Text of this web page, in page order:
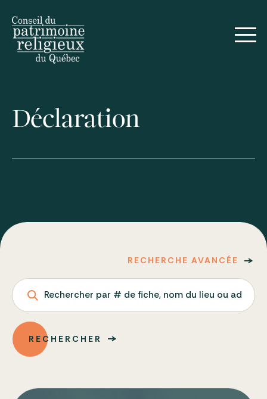
Déclaration
RECHERCHE AVANCÉE
Rechercher par # de fiche, nom du lieu ou adresse
RECHERCHER